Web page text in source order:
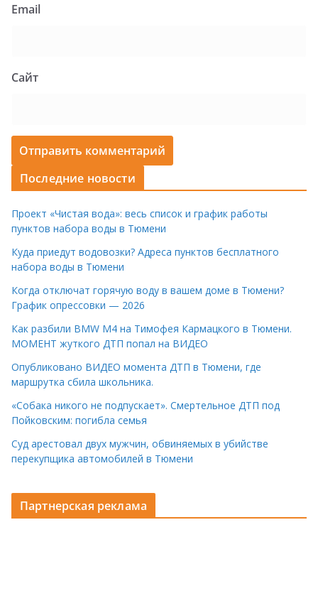
Email
Сайт
Последние новости
Проект «Чистая вода»: весь список и график работы
пунктов набора воды в Тюмени
Куда приедут водовозки? Адреса пунктов бесплатного
набора воды в Тюмени
Когда отключат горячую воду в вашем доме в Тюмени?
График опрессовки — 2026
Как разбили BMW M4 на Тимофея Кармацкого в Тюмени.
МОМЕНТ жуткого ДТП попал на ВИДЕО
Опубликовано ВИДЕО момента ДТП в Тюмени, где
маршрутка сбила школьника.
«Собака никого не подпускает». Смертельное ДТП под
Пойковским: погибла семья
Суд арестовал двух мужчин, обвиняемых в убийстве
перекупщика автомобилей в Тюмени
Партнерская реклама